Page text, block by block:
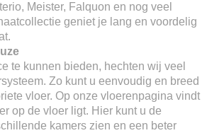
Meister, Falquon en nog veel
geniet je lang en voordelig
te kunnen bieden, hechten wij veel
Zo kunt u eenvoudig en breed
vloer. Op onze vloerenpagina vindt
op de vloer ligt. Hier kunt u de
kamers zien en een beter